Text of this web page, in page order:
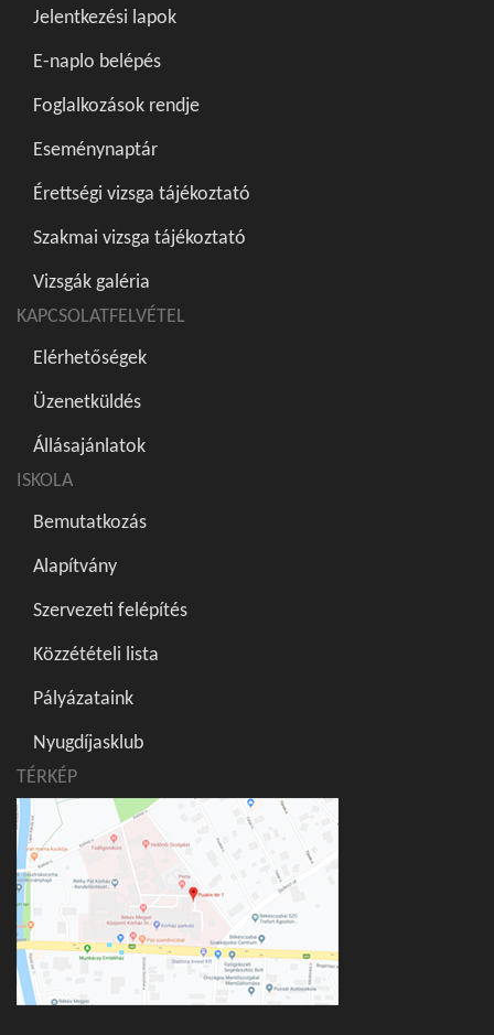
Jelentkezési lapok
E-naplo belépés
Foglalkozások rendje
Eseménynaptár
Érettségi vizsga tájékoztató
Szakmai vizsga tájékoztató
Vizsgák galéria
KAPCSOLATFELVÉTEL
Elérhetőségek
Üzenetküldés
Állásajánlatok
ISKOLA
Bemutatkozás
Alapítvány
Szervezeti felépítés
Közzétételi lista
Pályázataink
Nyugdíjasklub
TÉRKÉP